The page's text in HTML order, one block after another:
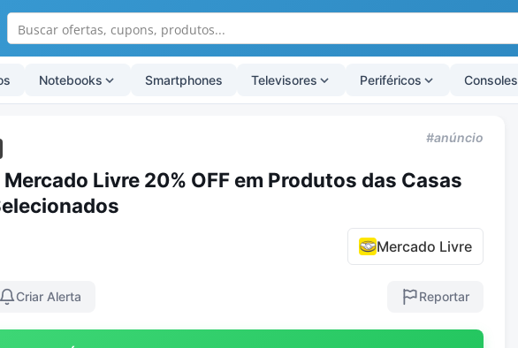
Notebooks Smartphones Televisores Periféricos Consoles
#anúncio
Livre 20% OFF em Produtos das Casas
Mercado Livre
Criar Alerta Reportar